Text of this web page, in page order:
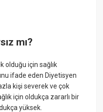
mı?
olduğu için sağlık
ifade eden Diyetisyen
kişi severek ve çok
için oldukça zararlı bir
yüksek.